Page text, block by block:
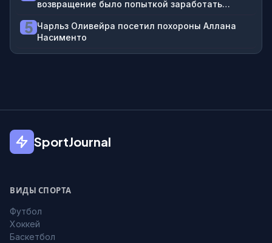
возвращение было попыткой заработать
5 Чарльз Оливейра посетил похороны Аллана
Насименто
SportJournal
ВИДЫ СПОРТА
Футбол
Хоккей
Баскетбол